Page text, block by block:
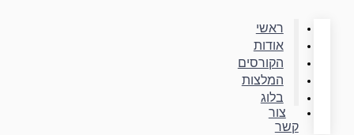
ראשי
אודות
הקורסים
המלצות
בלוג
צור
קשר